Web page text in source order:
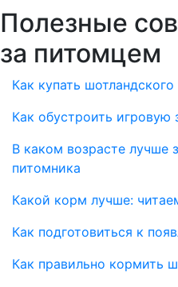
Полезные
за питомцем
Как купать
Как обустроить игровую
В каком возрасте лучше
питомника
Какой корм лучше:
Как подготовиться к
Как правильно кормить